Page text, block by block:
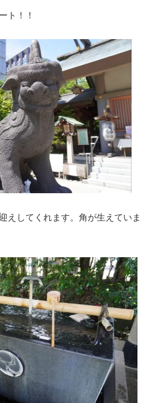
ト！！
えしてくれます。角が生えていま